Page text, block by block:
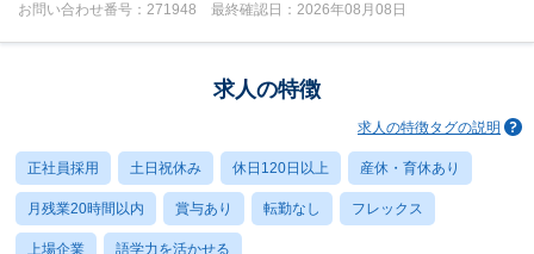
お問い合わせ番号：271948 最終確認日：2026年08月08日
求人の特徴
求人の特徴タグの説明
正社員採用 土日祝休み 休日120日以上 産休・育休あり
月残業20時間以内 賞与あり 転勤なし フレックス
上場企業 語学力を活かせる